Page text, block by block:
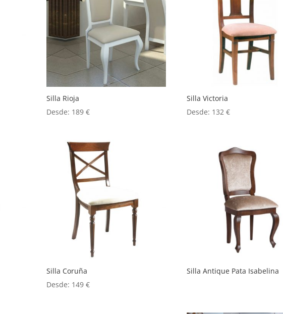
Silla Rioja
Desde: 189€
Silla Victoria
Desde: 132€
Silla Coruña
Desde: 149€
Silla Antique Pata Isabelina